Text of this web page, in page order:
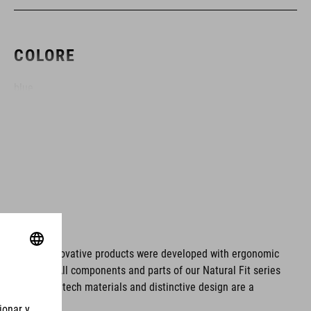
COLORE
suola: fibra di vetro
MISURA
UE 36-48
These innovative products were developed with ergonomic
issues. All components and parts of our Natural Fit series
Hightech materials and distinctive design are a